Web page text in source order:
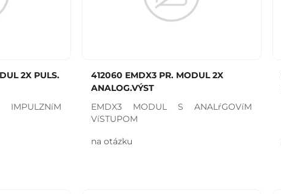
2X PULS.
412060 EMDX3 PR. MODUL 2X
ANALOG.VÝST
EMDX3 MODUL S ANALŕGOVíM
VíSTUPOM
na otázku